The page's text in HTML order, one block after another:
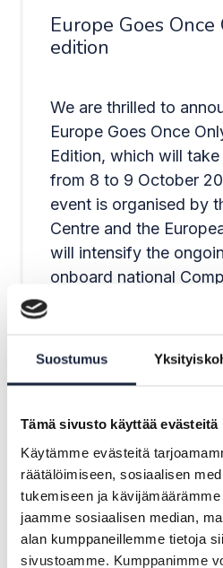
Suostumus
Tämä sivusto käyttää evästeitä
Käytämme evästeitä
räätälöimiseen, sosiaalisen
tukemiseen ja
jaamme sosiaalisen median,
alan kumppaneillemme tietoja
sivustoamme. Kumppanimme
Europe Goes
edition
We are thrilled to
Europe Goes Once
Edition, which will
from 8 to 9 October
event is organised by
Centre and the
will intensify the
onboard national
to the Once-Only
(OOTS) and offer a
between the various